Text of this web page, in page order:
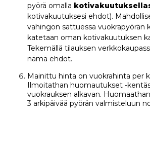
pyörä omalla
kotivakuutuksesi ehdot).
vahingon sattuessa vuokrapyörän
katetaan oman kotivakuutuksen
Tekemällä tilauksen
nämä ehdot.
Mainittu hinta on vuokrahinta per
Ilmoitathan huomautukset -
vuokrauksen alkavan.
3 arkipäivää pyörän valmisteluun